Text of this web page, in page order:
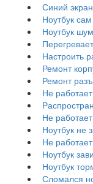
Синий
Ноутбук
Ноутбук
Настроить
Ремонт
Ремонт
Не
Не
Ноутбук не
Не
Ноутбук
Ноутбук
Сломался